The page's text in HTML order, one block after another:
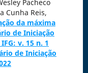
Pacheco
Cunha Reis,
da máxima
de Iniciação
v. 15 n. 1
de Iniciação